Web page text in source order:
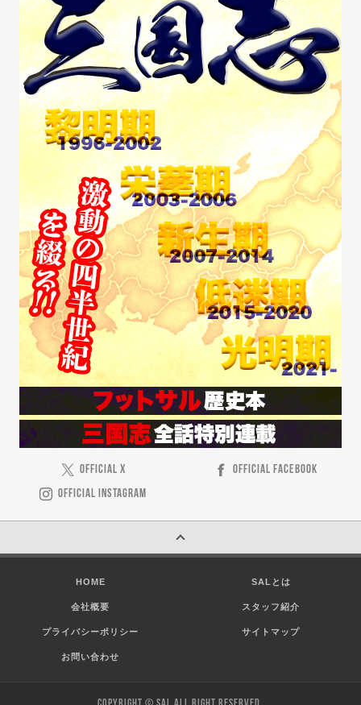
OFFICIAL X
OFFICIAL FACEBOOK
OFFICIAL INSTAGRAM
HOME SALとは
会社概要 スタッフ紹介
プライバシーポリシー サイトマップ
お問い合わせ